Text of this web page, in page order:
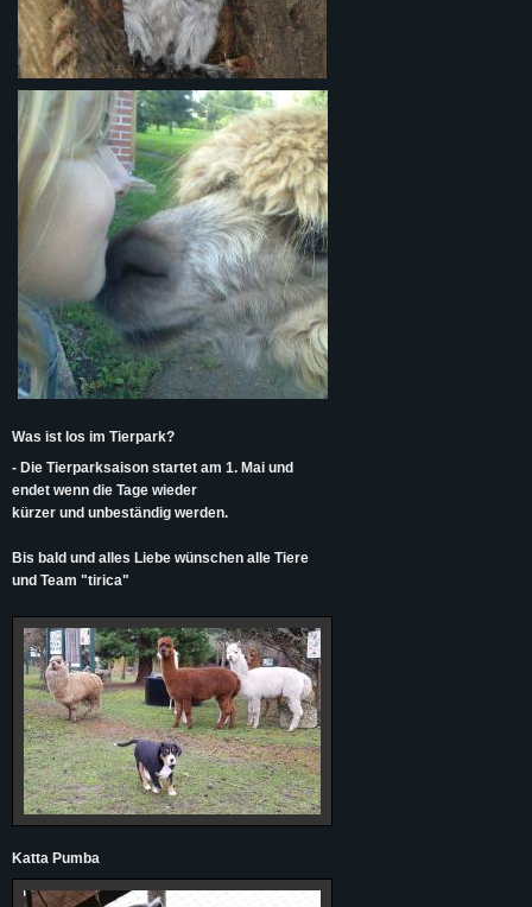
Was ist los im Tierpark?
- Die Tierparksaison startet am 1. Mai und
endet wenn die Tage wieder
kürzer und unbeständig werden.
Bis bald und alles Liebe wünschen alle Tiere
und Team "tirica"
Katta Pumba